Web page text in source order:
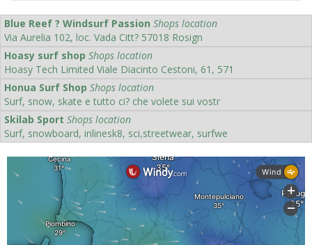
Blue Reef ? Windsurf Passion Shops location
Via Aurelia 102, loc. Vada Citt? 57018 Rosign
Hoasy surf shop Shops location
Hoasy Tech Limited Viale Diacinto Cestoni, 61, 571
Honua Surf Shop Shops location
Surf, snow, skate e tutto ci? che volete sui vostr
Skilab Sport Shops location
Surf, snowboard, inlinesk8, sci,streetwear, surfwe